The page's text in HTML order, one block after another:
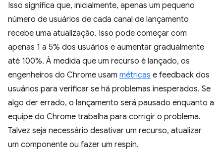
Isso significa que, inicialmente, apenas um pequeno
número de usuários de cada canal de lançamento
recebe uma atualização. Isso pode começar com
apenas 1 a 5% dos usuários e aumentar gradualmente
até 100%. À medida que um recurso é lançado, os
engenheiros do Chrome usam métricas e feedback dos
usuários para verificar se há problemas inesperados. Se
algo der errado, o lançamento será pausado enquanto a
equipe do Chrome trabalha para corrigir o problema.
Talvez seja necessário desativar um recurso, atualizar
um componente ou fazer um respin.